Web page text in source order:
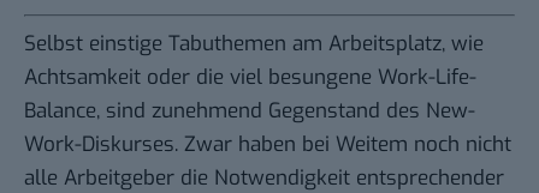
Selbst einstige Tabuthemen am Arbeitsplatz, wie
Achtsamkeit oder die viel besungene Work-Life-
Balance, sind zunehmend Gegenstand des New-
Work-Diskurses. Zwar haben bei Weitem noch nicht
alle Arbeitgeber die Notwendigkeit entsprechender